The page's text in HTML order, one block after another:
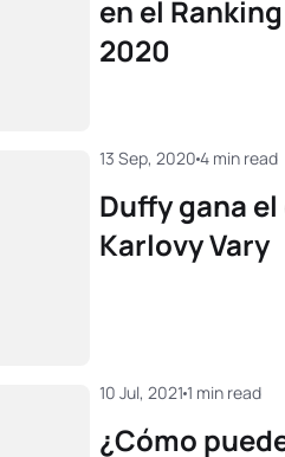
en el
2020
Duffy gana
Karlovy Vary
13 Sep, 2020 4 min read
¿Cómo
10 Jul, 2021 1 min read